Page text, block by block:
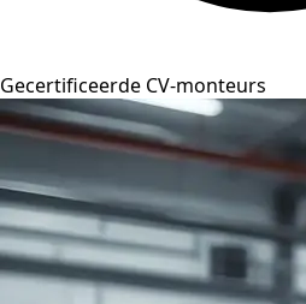
Gecertificeerde CV-monteurs